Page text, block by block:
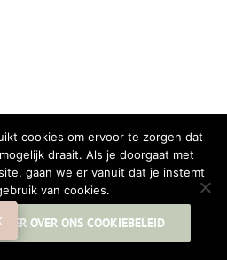
cookies om ervoor te zorgen dat
draait. Als je doorgaat met
gaan we er vanuit dat je instemt
van cookies.
OVER ONS COOKIEBELEID